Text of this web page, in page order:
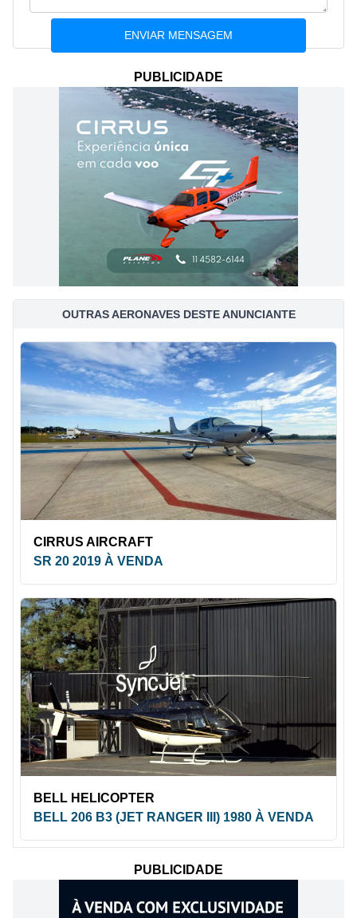
PUBLICIDADE
OUTRAS AERONAVES DESTE ANUNCIANTE
CIRRUS AIRCRAFT
SR 20 2019 À VENDA
BELL HELICOPTER
BELL 206 B3 (JET RANGER III) 1980 À VENDA
PUBLICIDADE